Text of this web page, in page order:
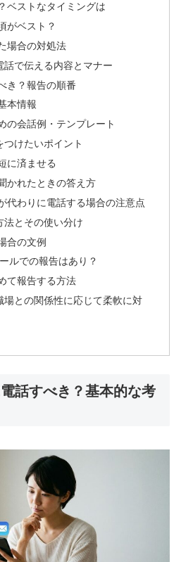
ベストなタイミングは
がベスト？
場合の対処法
で伝える内容とマナー
き？報告の順番
本情報
の会話例・テンプレート
けたいポイント
に済ませる
かれたときの答え方
代わりに電話する場合の注意点
法とその使い分け
合の文例
ルでの報告はあり？
て報告する方法
場との関係性に応じて柔軟に対
話すべき？基本的な考